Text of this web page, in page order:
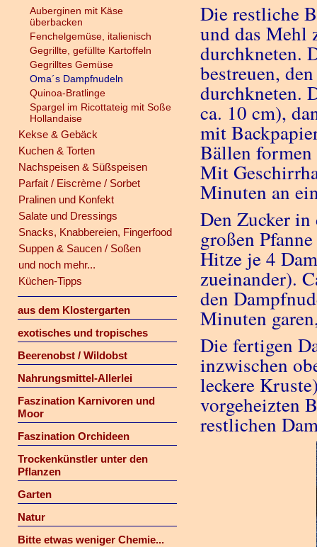
Auberginen mit Käse
überbacken
Fenchelgemüse, italienisch
Gegrillte, gefüllte Kartoffeln
Gegrilltes Gemüse
Oma´s Dampfnudeln
Quinoa-Bratlinge
Spargel im Ricottateig mit Soße
Hollandaise
Kekse & Gebäck
Kuchen & Torten
Nachspeisen & Süßspeisen
Parfait / Eiscrème / Sorbet
Pralinen und Konfekt
Salate und Dressings
Snacks, Knabbereien, Fingerfood
Suppen & Saucen / Soßen
und noch mehr...
Küchen-Tipps
aus dem Klostergarten
exotisches und tropisches
Beerenobst / Wildobst
Nahrungsmittel-Allerlei
Faszination Karnivoren und
Moor
Faszination Orchideen
Trockenkünstler unter den
Pflanzen
Garten
Natur
Bitte etwas weniger Chemie...
Die restliche
und das Mehl
durchkneten.
bestreuen,
durchkneten.
ca. 10 cm),
mit
Bällen
Mit
Minuten an
Den Zucker in
großen
Hitze je 4
zueinander).
den
Minuten
Die fertigen
inzwischen
leckere
vorgeheizten
restlichen